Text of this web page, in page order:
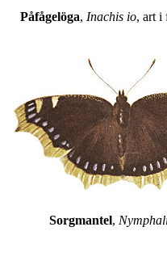
Påfågelöga, Inachis io, art i
Sorgmantel,